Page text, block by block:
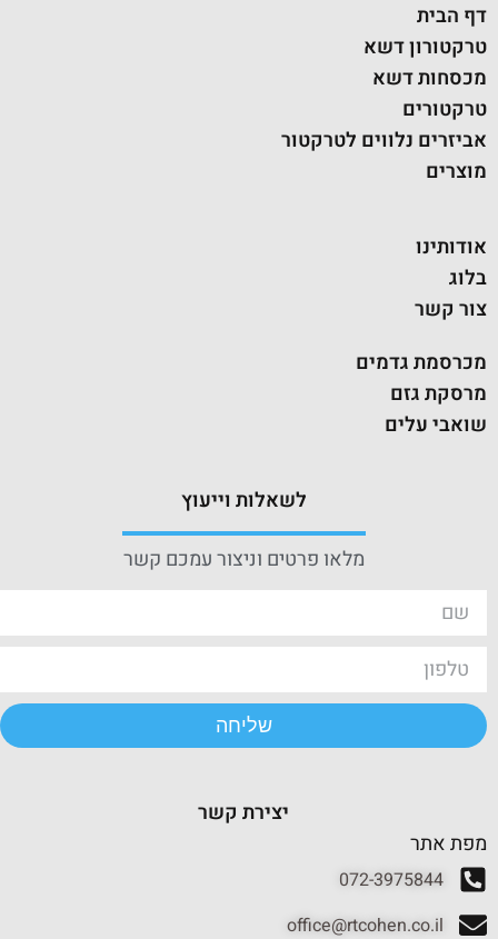
דף הבית
טרקטורון דשא
מכסחות דשא
טרקטורים
אביזרים נלווים לטרקטור
מוצרים
אודותינו
בלוג
צור קשר
מכרסמת גדמים
מרסקת גזם
שואבי עלים
לשאלות וייעוץ
מלאו פרטים וניצור עמכם קשר
שליחה
יצירת קשר
מפת אתר
072-3975844
office@rtcohen.co.il